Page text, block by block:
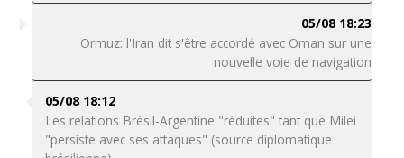
05/08 18:23
Ormuz: l'Iran dit s'être accordé avec Oman sur une
nouvelle voie de navigation
05/08 18:12
Les relations Brésil-Argentine "réduites" tant que Milei
"persiste avec ses attaques" (source diplomatique